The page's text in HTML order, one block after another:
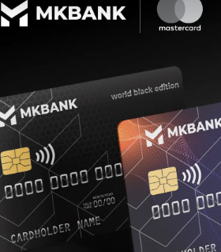
FAOLIYATI OCHIQLIGINI
TO‘G‘RISIDA PREZIDENT FARMONI
FAOLIYATINING OCHIQLIK
Ulashish: Facebook